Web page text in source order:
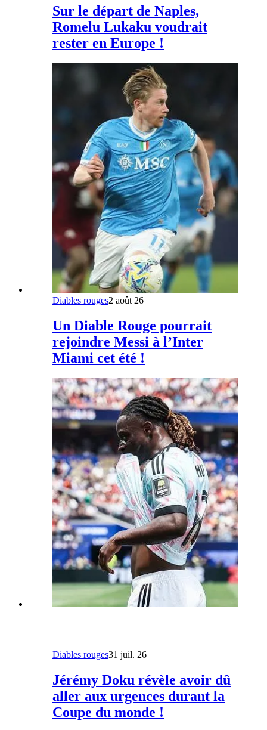
Sur le départ de Naples,
Romelu Lukaku voudrait
rester en Europe !
Diables rouges2 août 26
Un Diable Rouge pourrait
rejoindre Messi à l’Inter
Miami cet été !
Diables rouges31 juil. 26
Jérémy Doku révèle avoir dû
aller aux urgences durant la
Coupe du monde !